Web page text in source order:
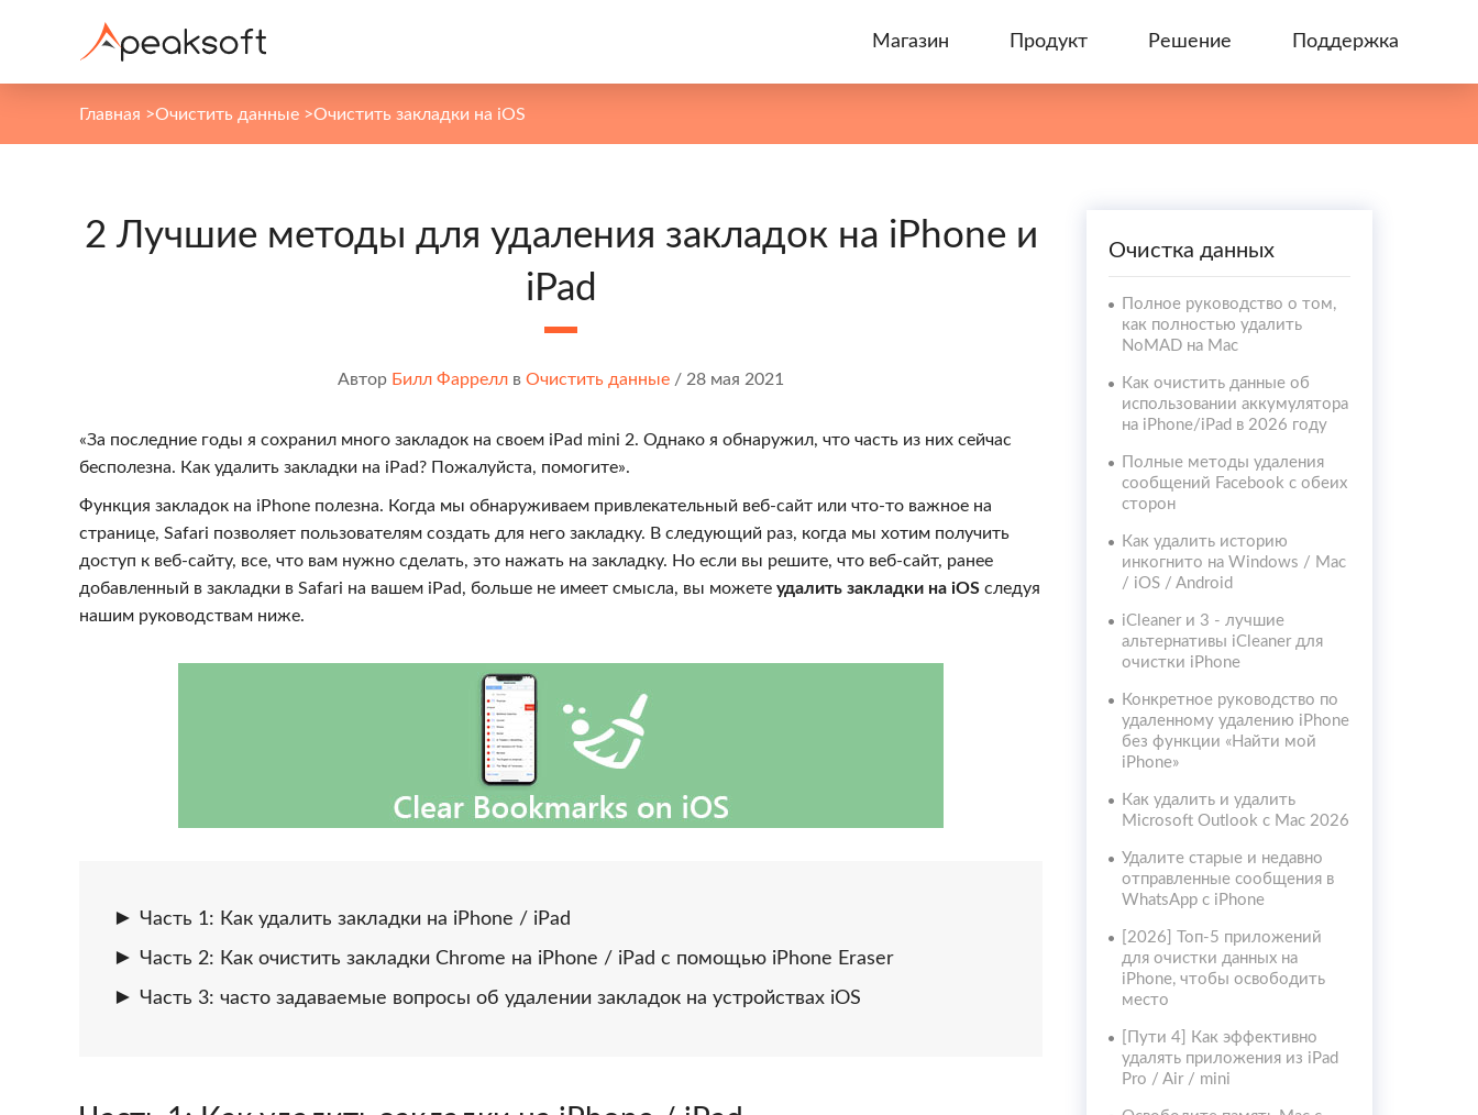
Магазин Продукт Решение Поддержка
Главная >Очистить данные >Очистить закладки на iOS
2 Лучшие методы для удаления закладок на iPhone и
iPad
Автор Билл Фаррелл в Очистить данные / 28 мая 2021
«За последние годы я сохранил много закладок на своем iPad mini 2. Однако я обнаружил, что часть из них сейчас
бесполезна. Как удалить закладки на iPad? Пожалуйста, помогите».
Функция закладок на iPhone полезна. Когда мы обнаруживаем привлекательный веб-сайт или что-то важное на
странице, Safari позволяет пользователям создать для него закладку. В следующий раз, когда мы хотим получить
доступ к веб-сайту, все, что вам нужно сделать, это нажать на закладку. Но если вы решите, что веб-сайт, ранее
добавленный в закладки в Safari на вашем iPad, больше не имеет смысла, вы можете удалить закладки на iOS следуя
нашим руководствам ниже.
Часть 1: Как удалить закладки на iPhone / iPad
Часть 2: Как очистить закладки Chrome на iPhone / iPad с помощью iPhone Eraser
Часть 3: часто задаваемые вопросы об удалении закладок на устройствах iOS
Очистка данных
Полное руководство о том,
как полностью удалить
NoMAD на Mac
Как очистить данные об
использовании аккумулятора
на iPhone/iPad в 2026 году
Полные методы удаления
сообщений Facebook с обеих
сторон
Как удалить историю
инкогнито на Windows / Mac
/ iOS / Android
iCleaner и 3 - лучшие
альтернативы iCleaner для
очистки iPhone
Конкретное руководство по
удаленному удалению iPhone
без функции «Найти мой
iPhone»
Как удалить и удалить
Microsoft Outlook с Mac 2026
Удалите старые и недавно
отправленные сообщения в
WhatsApp с iPhone
[2026] Топ-5 приложений
для очистки данных на
iPhone, чтобы освободить
место
[Пути 4] Как эффективно
удалять приложения из iPad
Pro / Air / mini